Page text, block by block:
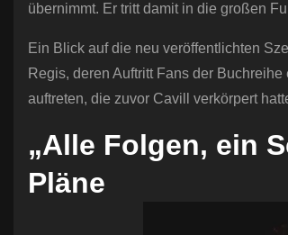
übernimmt. Er tritt damit in die großen
Ein Blick auf die neu veröffentlichten
Regis, deren Auftritt Fans der
auftreten, die zuvor Cavill verkörpert
„Alle Folgen, ein
Pläne